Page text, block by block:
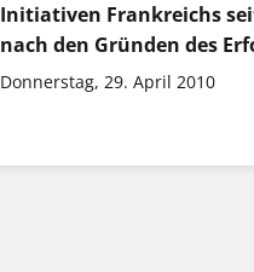
Initiativen Frankreichs
nach den Gründen des
Donnerstag, 29. April 2010